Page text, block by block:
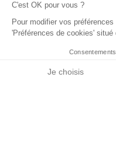
C'est OK pour vous ?
Pour modifier vos
'Préférences de cookies' situé
Je choisis